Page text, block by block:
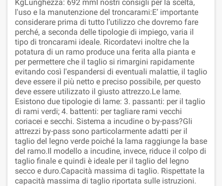
KgLunghezza: 692 mmI nostri consigli per la scelta,
l'uso e la manutenzione del troncarami:E’ importante
considerare prima di tutto l’utilizzo che dovremo fare
perché, a seconda delle tipologie di impiego, varia il
tipo di troncarami ideale. Ricordatevi inoltre che la
potatura di un ramo produce una ferita alla pianta e
per permettere che il taglio si rimargini rapidamente
evitando così l'espandersi di eventuali malattie, il taglio
deve essere il più netto e preciso possibile, per questo
deve essere utilizzato il giusto attrezzo.Le lame.
Esistono due tipologie di lame: 3. passanti: per il taglio
di rami verdi; 4. battenti: per tagliare rami vecchi
coriacei e secchi. Sistema a incudine o by-pass?Gli
attrezzi by-pass sono particolarmente adatti per il
taglio del legno verde poiché la lama raggiunge la base
del ramo.Il modello a incudine, invece, riduce il colpo di
taglio finale e quindi è ideale per il taglio del legno
secco e duro.Capacità massima di taglio. Rispettate la
capacità massima di taglio riportata sulle istruzioni.